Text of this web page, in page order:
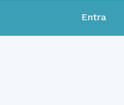
Entra